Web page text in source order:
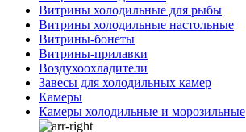
Витрины холодильные для рыбы
Витрины холодильные настольные
Витрины-бонеты
Витрины-прилавки
Воздухоохладители
Завесы для холодильных камер
Камеры
Камеры холодильные и морозильные